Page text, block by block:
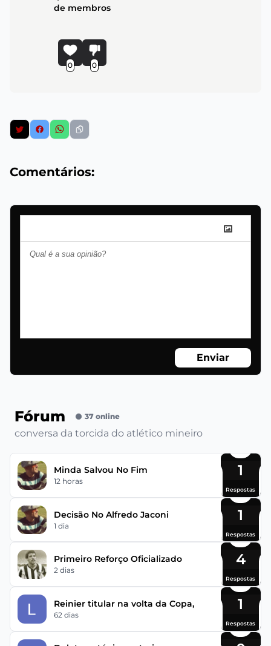
de membros
0 0
Comentários:
Enviar
Fórum 37 online
conversa da torcida do atlético mineiro
Minda Salvou No Fim
12 horas
1
Respostas
Decisão No Alfredo Jaconi
1 dia
1
Respostas
Primeiro Reforço Oficializado
2 dias
4
Respostas
Reinier titular na volta da Copa,
62 dias
1
Respostas